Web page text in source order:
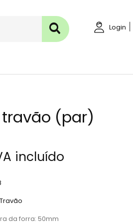
Login
(par)
incluído
Travão
da forra: 50mm